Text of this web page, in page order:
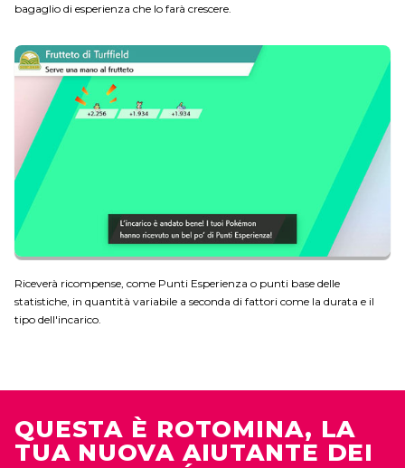
bagaglio di esperienza che lo farà crescere.
Riceverà ricompense, come Punti Esperienza o punti base delle
statistiche, in quantità variabile a seconda di fattori come la durata e il
tipo dell'incarico.
QUESTA È ROTOMINA, LA
TUA NUOVA AIUTANTE DEI